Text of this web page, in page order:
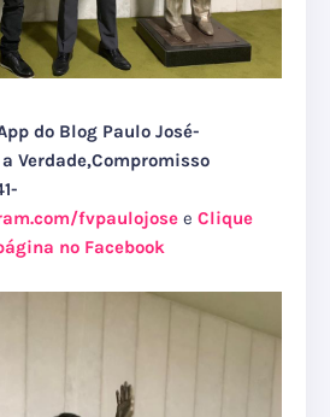
do Blog Paulo José-
Verdade,Compromisso
fvpaulojose e Clique
no Facebook